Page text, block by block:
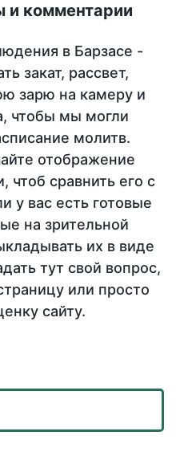
и комментарии
в Барзасе -
закат, рассвет,
зарю на камеру и
чтобы мы могли
молитв.
отображение
чтоб сравнить его с
у вас есть готовые
на зрительной
их в виде
тут свой вопрос,
или просто
сайту.